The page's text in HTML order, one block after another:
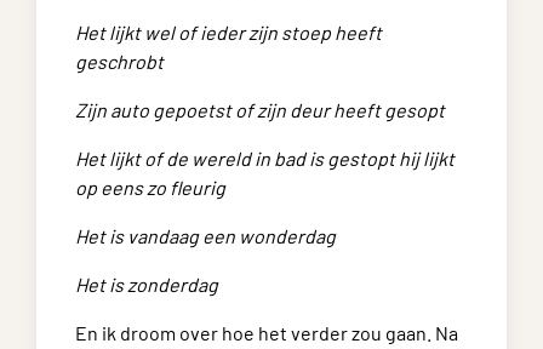
Het lijkt wel of ieder zijn stoep heeft
geschrobt
Zijn auto gepoetst of zijn deur heeft gesopt
Het lijkt of de wereld in bad is gestopt hij lijkt
op eens zo fleurig
Het is vandaag een wonderdag
Het is zonderdag
En ik droom over hoe het verder zou gaan. Na